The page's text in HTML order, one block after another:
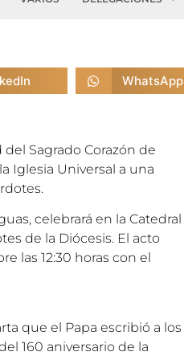
WhatsApp
Sagrado Corazón de
Iglesia Universal a una
celebrará en la Catedral
de la Diócesis. El acto
las 12:30 horas con el
que el Papa escribió a los
160 aniversario de la